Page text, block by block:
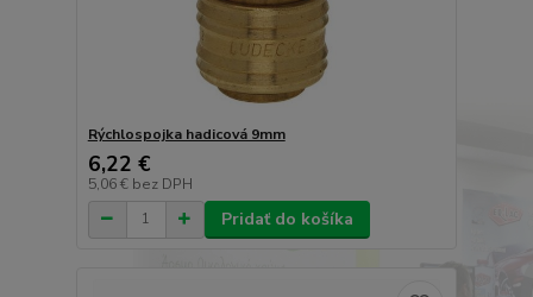
Rýchlospojka hadicová 9mm
6,22 €
5,06 € bez DPH
Pridať do košíka